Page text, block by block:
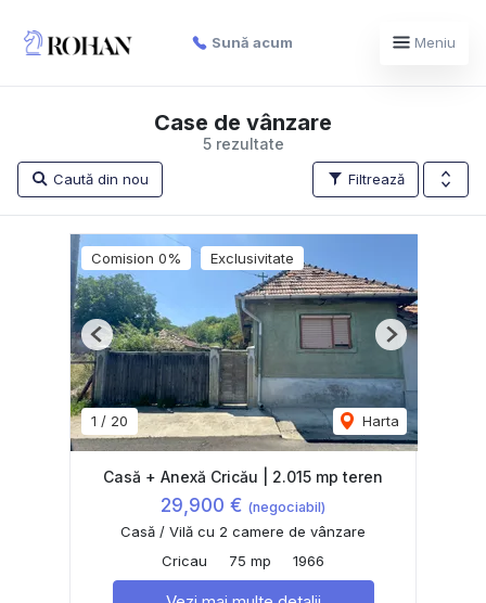
Sună acum Meniu
5 rezultate
Case de vânzare
Filtrează
Caută din nou
Comision 0% Exclusivitate
1 / 20 Harta
Previous Next
Casă + Anexă Cricău | 2.015 mp teren
29,900 € (negociabil)
Casă / Vilă cu 2 camere de vânzare
Cricau
75 mp 1966